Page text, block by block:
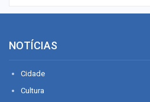
NOTÍCIAS
Cidade
Cultura